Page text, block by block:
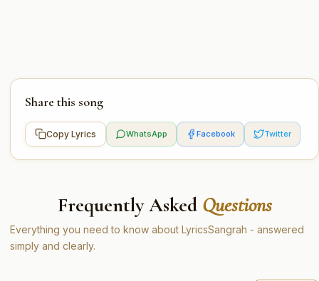
Share this song
Copy Lyrics WhatsApp Facebook Twitter
Frequently Asked Questions
Everything you need to know about LyricsSangrah - answered
simply and clearly.